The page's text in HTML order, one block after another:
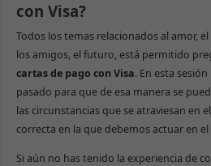
con Visa?
Todos los temas relacionados al amor,
los amigos, el futuro, está permitido
cartas de pago con Visa. En esta
pasado para que de esa manera se
las circunstancias que se atraviesan en
correcta en la que debemos actuar en
Si aún no has tenido la experiencia de